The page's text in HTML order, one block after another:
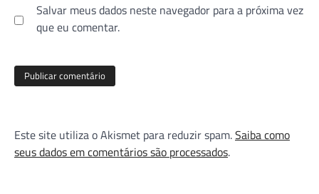
Salvar meus dados neste navegador para a próxima vez
que eu comentar.
Este site utiliza o Akismet para reduzir spam.Saiba como
seus dados em comentários são processados.